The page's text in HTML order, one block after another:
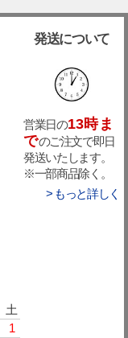
発送について
営業日の13時ま
でのご注文で即日
発送いたします。
※一部商品除く。
> もっと詳しく
土
1